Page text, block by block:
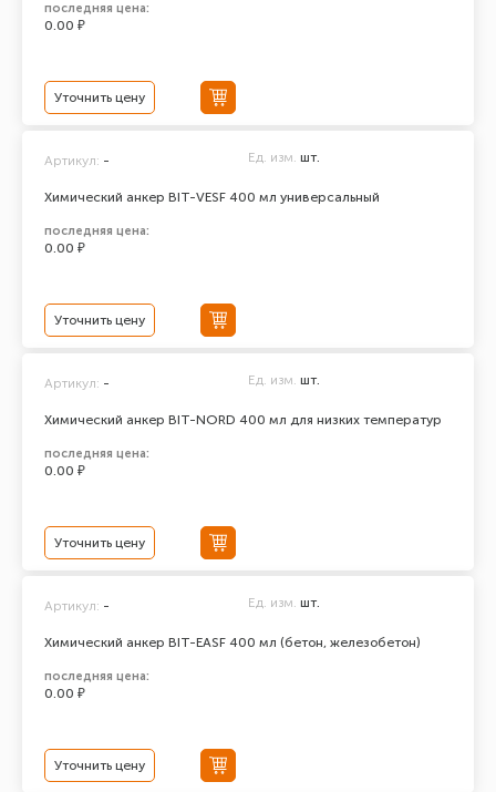
последняя цена:
0.00 ₽
Уточнить цену
Химический анкер BIT-VESF 400 мл универсальный
Артикул: - Ед. изм. шт.
последняя цена:
0.00 ₽
Уточнить цену
Химический анкер BIT-NORD 400 мл для низких температур
Артикул: - Ед. изм. шт.
последняя цена:
0.00 ₽
Уточнить цену
Химический анкер BIT-EASF 400 мл (бетон, железобетон)
Артикул: - Ед. изм. шт.
последняя цена:
0.00 ₽
Уточнить цену